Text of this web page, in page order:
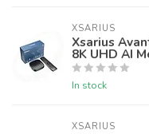
XSARIUS
Xsarius
8K UHD AI
In stock
XSARIUS